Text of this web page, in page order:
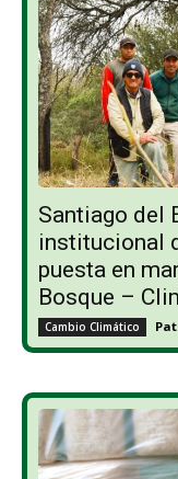
Santiago del
institucional
puesta en
Bosque –
Cambio Climático